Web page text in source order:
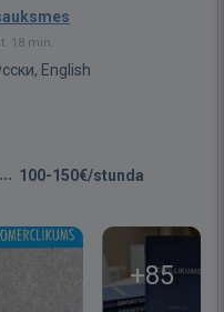
18 min.
English
100-150€/stunda
+85